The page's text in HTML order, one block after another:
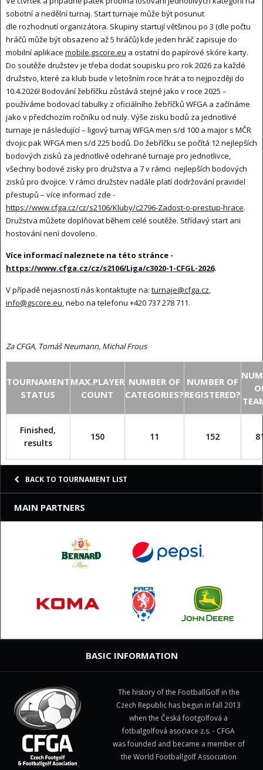
sobotní a nedělní turnaj. Start turnaje může být posunut
dle rozhodnutí organizátora. Skupiny startují většinou po 3 (dle počtu
hráčů může být obsazeno až 5 hráčů) kde jeden hráč zapisuje do
mobilní aplikace mobile.gscore.eu a ostatní do papírové skóre karty.
Do soutěže družstev je třeba dodat soupisku pro rok 2026 za každé
družstvo, které za klub bude v letošním roce hrát a to nejpozději do
10.4.2026! Bodování žebříčku zůstává stejné jako v roce 2025 –
používáme bodovací tabulky z oficiálního žebříčků WFGA a začínáme
jako v předchozím ročníku od nuly. Výše zisku bodů za jednotlivé
turnaje je následující – ligový turnaj WFGA men s/d 100 a major s MČR
dvojic pak WFGA men s/d 225 bodů. Do žebříčku se počítá 12 nejlepších
bodových zisků za jednotlivé odehrané turnaje pro jednotlivce,
všechny bodové zisky pro družstva a 7 v rámci nejlepších bodových
zisků pro dvojice. V rámci družstev nadále platí dodržování pravidel
přestupů – více informací zde -
https://www.cfga.cz/cz/s2106/Kluby/c2796-Zadost-o-prestup-hrace.
Družstva můžete doplňovat během celé soutěže. Střídavý start ani
hostování není dovoleno.
Více informací naleznete na této stránce -
https://www.cfga.cz/cz/s2106/Liga/c3020-1-CFGL-2026.
V případě nejasností nás kontaktujte na: turnaje@cfga.cz,
info@gscore.eu, nebo na telefonu +420 737 278 711.
Za CFGA, Tomáš Neumann, Michal Frous
TOURNAMENT
STATUS
MAX.PLAYER
COUNT
NUMBER OF
CATEGORIES?
NUMBER OF
REGISTERED?
Finished,
results
150 11 152
BACK TO TOURNAMENT LIST
MAIN PARTNERS
BASIC INFORMATION
The history of the FootballGolf in the
Czech Republic has begun in fall 2013
when the Česká footgolfová a
fotbalgolfová asociace z.s. - CFGA
was founded and became a member of
the World Footballgolf Association